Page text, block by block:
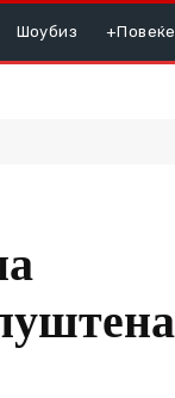
Шоубиз +Повеќе
Хрицова